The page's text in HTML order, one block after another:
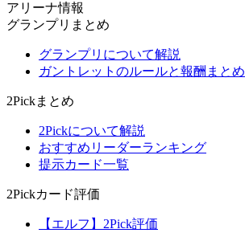
アリーナ情報
グランプリまとめ
グランプリについて解説
ガントレットのルールと報酬まとめ
2Pickまとめ
2Pickについて解説
おすすめリーダーランキング
提示カード一覧
2Pickカード評価
【エルフ】2Pick評価